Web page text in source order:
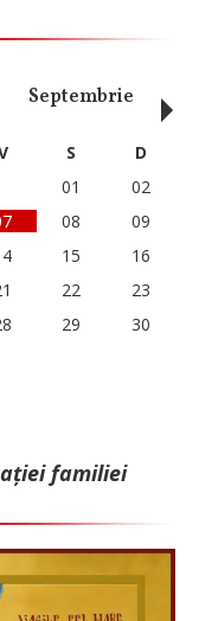
Septembrie
S
D
01
02
08
09
15
16
22
23
29
30
familiei